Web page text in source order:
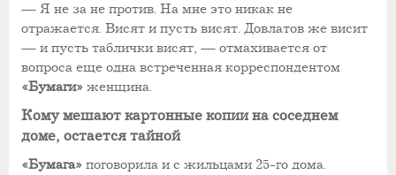
— Я не за не против. На мне это никак не
отражается. Висят и пусть висят. Довлатов же висит
— и пусть таблички висят, — отмахивается от
вопроса еще одна встреченная корреспондентом
«Бумаги» женщина.
Кому мешают картонные копии на соседнем
доме, остается тайной
«Бумага» поговорила и с жильцами 25-го дома.